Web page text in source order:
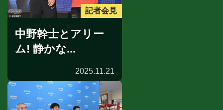
記者会見
中野幹士とアリー
ム! 静かな...
2025.11.21